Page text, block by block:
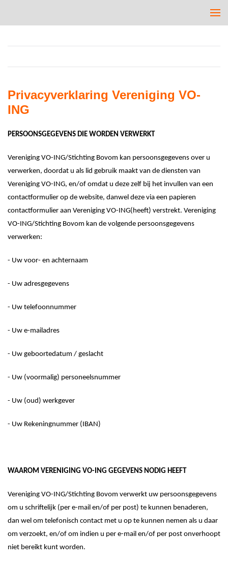
Privacyverklaring Vereniging VO-
ING
PERSOONSGEGEVENS DIE WORDEN VERWERKT
Vereniging VO-ING/Stichting Bovom kan persoonsgegevens over u
verwerken, doordat u als lid gebruik maakt van de diensten van
Vereniging VO-ING, en/of omdat u deze zelf bij het invullen van een
contactformulier op de website, danwel deze via een papieren
contactformulier aan Vereniging VO-ING(heeft) verstrekt. Vereniging
VO-ING/Stichting Bovom kan de volgende persoonsgegevens
verwerken:
- Uw voor- en achternaam
- Uw adresgegevens
- Uw telefoonnummer
- Uw e-mailadres
- Uw geboortedatum / geslacht
- Uw (voormalig) personeelsnummer
- Uw (oud) werkgever
- Uw Rekeningnummer (IBAN)
WAAROM VERENIGING VO-ING GEGEVENS NODIG HEEFT
Vereniging VO-ING/Stichting Bovom verwerkt uw persoonsgegevens
om u schriftelijk (per e-mail en/of per post) te kunnen benaderen,
dan wel om telefonisch contact met u op te kunnen nemen als u daar
om verzoekt, en/of om indien u per e-mail en/of per post onverhoopt
niet bereikt kunt worden.